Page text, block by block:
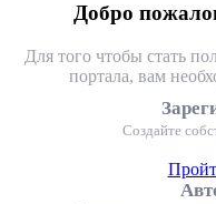
Добро
Для того чтобы стать
портала, вам
Создайте